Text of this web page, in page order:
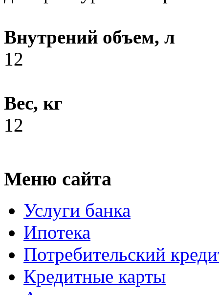
Внутрений объем, л
12
Вес, кг
12
Меню сайта
Услуги банка
Ипотека
Потребительский
Кредитные карты